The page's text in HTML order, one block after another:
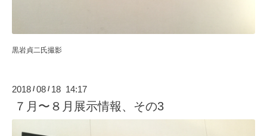
黒岩貞二氏撮影
2018 /08 / 18 14:17
７月〜８月展示情報、その3